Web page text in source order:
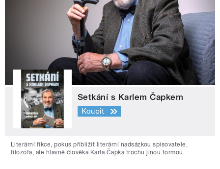
Setkání s Karlem Čapkem
Koupit
Literární fikce, pokus přiblížit literární nadsázkou spisovatele,
filozofa, ale hlavně člověka Karla Čapka trochu jinou formou.